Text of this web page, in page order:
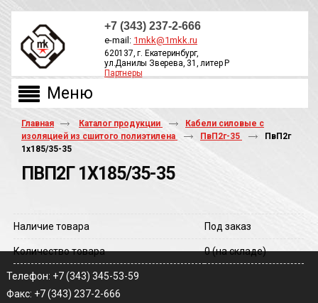
+7 (343) 237-2-666
e-mail: 1mkk@1mkk.ru
620137, г. Екатеринбург,
ул.Данилы Зверева, 31, литер Р
Партнеры
Главная Каталог продукции
Кабели силовые с
изоляцией из сшитого полиэтилена
ПвП2г-35
ПвП2г
1х185/35-35
ПВП2Г 1Х185/35-35
Наличие товара Под заказ
Количество товара 0(на складе)
Телефон: +7 (343) 345-53-59
Факс: +7 (343) 237-2-666